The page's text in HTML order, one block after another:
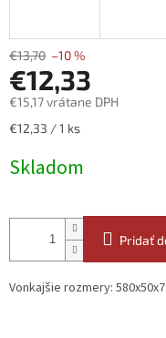
€13,70 –10 %
€12,33
€15,17 vrátane DPH
Jednotková
€12,33 / 1 ks
Skladom
Pridať
Vonkajšie rozmery: